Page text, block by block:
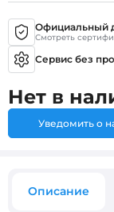
Официальный
Смотреть
Сервис без
Нет в
Уведомить о
Описание